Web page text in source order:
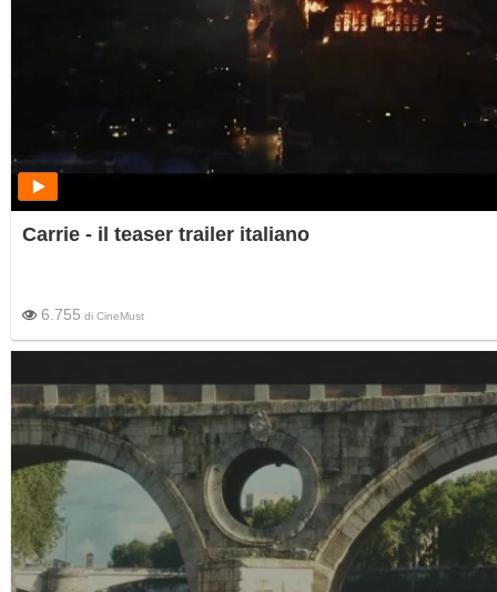
Carrie - il teaser trailer italiano
6.755 di CineMust